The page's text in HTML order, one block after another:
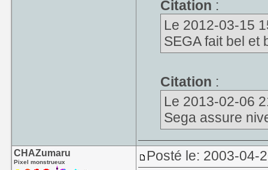
Citation :
Le 2012-03-15
SEGA fait bel et
Citation :
Le 2013-02-06
Sega assure
CHAZumaru
Pixel monstrueux Posté le: 2003-04-